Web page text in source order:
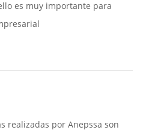
es muy importante para
realizadas por Anepssa son